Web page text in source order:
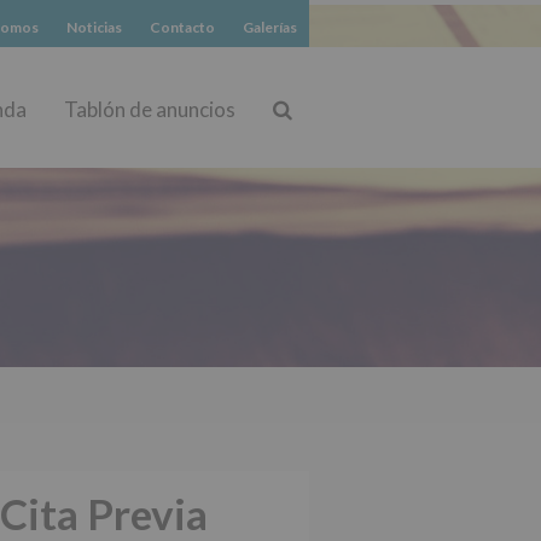
Noticias Contacto Galerías
Tablón de anuncios
Previa